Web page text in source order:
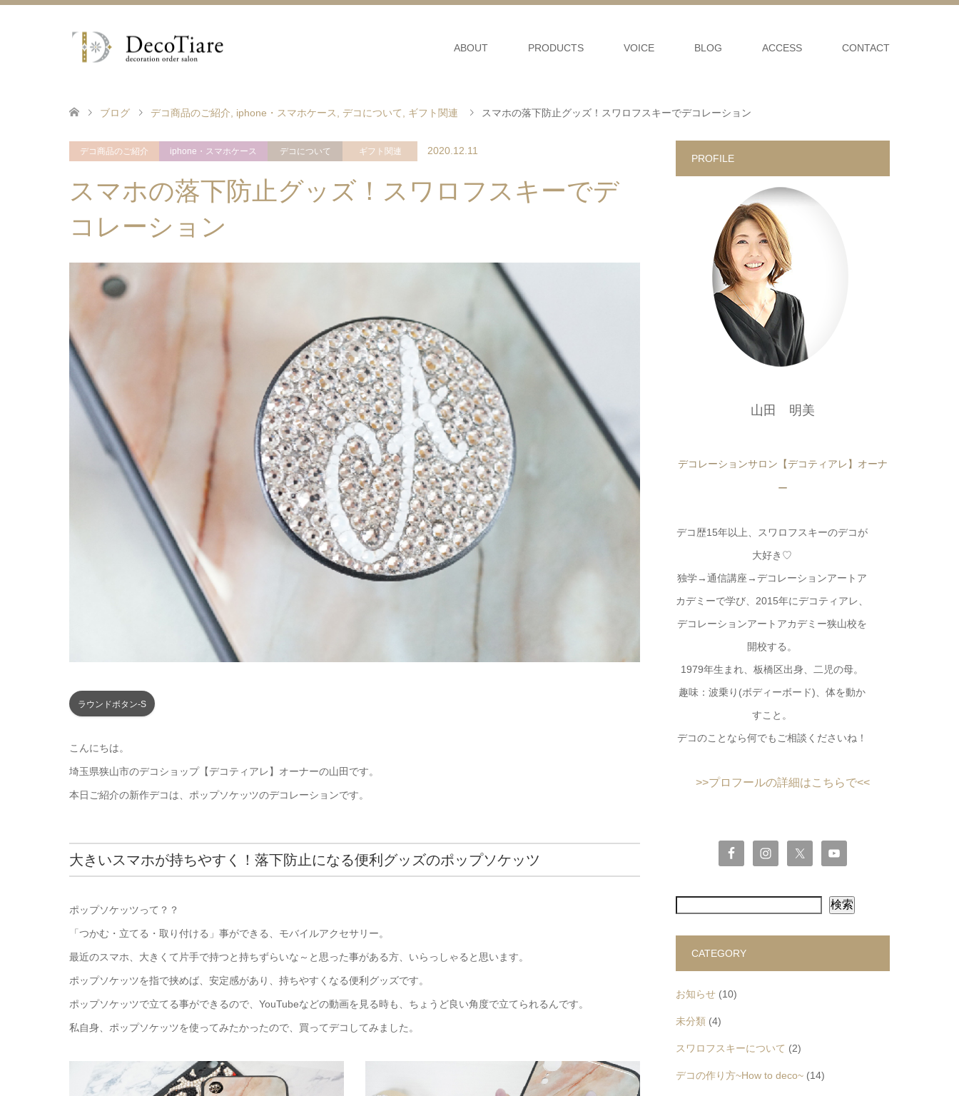
ABOUT PRODUCTS VOICE BLOG ACCESS CONTACT
ブログ デコ商品のご紹介 iphone・スマホケース デコについて ギフト関連 スマホの落下防止グッズ！スワロフスキーでデコレーション
デコ商品のご紹介 iphone・スマホケース デコについて ギフト関連 2020.12.11
スマホの落下防止グッズ！スワロフスキーでデ
コレーション
ラウンドボタン-S
こんにちは。
埼玉県狭山市のデコショップ【デコティアレ】オーナーの山田です。
本日ご紹介の新作デコは、ポップソケッツのデコレーションです。
大きいスマホが持ちやすく！落下防止になる便利グッズのポップソケッツ
ポップソケッツって？？
「つかむ・立てる・取り付ける」事ができる、モバイルアクセサリー。
最近のスマホ、大きくて片手で持つと持ちずらいな～と思った事がある方、いらっしゃると思います。
ポップソケッツを指で挟めば、安定感があり、持ちやすくなる便利グッズです。
ポップソケッツで立てる事ができるので、YouTubeなどの動画を見る時も、ちょうど良い角度で立てられるんです。
私自身、ポップソケッツを使ってみたかったので、買ってデコしてみました。
PROFILE
山田 明美
デコレーションサロン【デコティアレ】オーナ
ー
デコ歴15年以上、スワロフスキーのデコが
大好き♡
独学→通信講座→デコレーションアートア
カデミーで学び、2015年にデコティアレ、
デコレーションアートアカデミー狭山校を
開校する。
1979年生まれ、板橋区出身、二児の母。
趣味：波乗り(ボディーボード)、体を動か
すこと。
デコのことなら何でもご相談くださいね！
>>プロフールの詳細はこちらで<<
検索
CATEGORY
お知らせ (10)
未分類 (4)
スワロフスキーについて (2)
デコの作り方~How to deco~ (14)